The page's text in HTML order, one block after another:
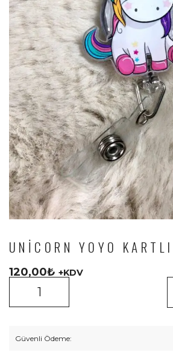
UNICORN YOYO
120,00₺ +KDV
Güvenli Ödeme: